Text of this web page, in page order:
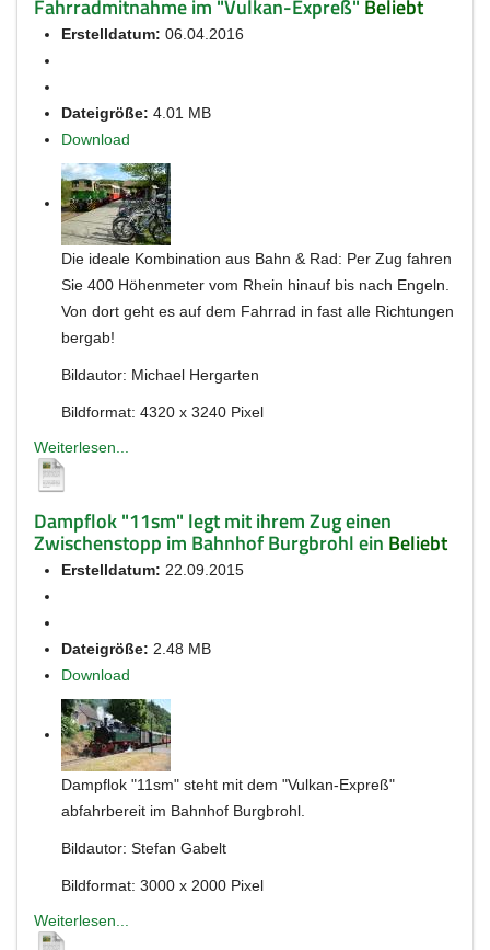
Fahrradmitnahme im "Vulkan-Expreß" Beliebt
Erstelldatum: 06.04.2016
Dateigröße: 4.01 MB
Download
Die ideale Kombination aus Bahn & Rad: Per Zug fahren
Sie 400 Höhenmeter vom Rhein hinauf bis nach Engeln.
Von dort geht es auf dem Fahrrad in fast alle Richtungen
bergab!
Bildautor: Michael Hergarten
Bildformat: 4320 x 3240 Pixel
Weiterlesen...
Dampflok "11sm" legt mit ihrem Zug einen
Zwischenstopp im Bahnhof Burgbrohl ein Beliebt
Erstelldatum: 22.09.2015
Dateigröße: 2.48 MB
Download
Dampflok "11sm" steht mit dem "Vulkan-Expreß"
abfahrbereit im Bahnhof Burgbrohl.
Bildautor: Stefan Gabelt
Bildformat: 3000 x 2000 Pixel
Weiterlesen...